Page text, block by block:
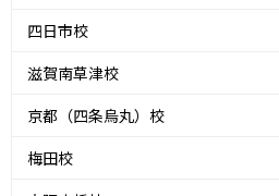
四日市校
滋賀南草津校
京都（四条烏丸）校
梅田校